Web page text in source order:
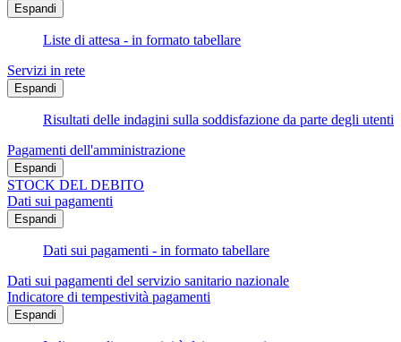
Espandi
Liste di attesa - in formato tabellare
Servizi in rete
Espandi
Risultati delle indagini sulla soddisfazione da parte degli utenti
Pagamenti dell'amministrazione
Espandi
STOCK DEL DEBITO
Dati sui pagamenti
Espandi
Dati sui pagamenti - in formato tabellare
Dati sui pagamenti del servizio sanitario nazionale
Indicatore di tempestività pagamenti
Espandi